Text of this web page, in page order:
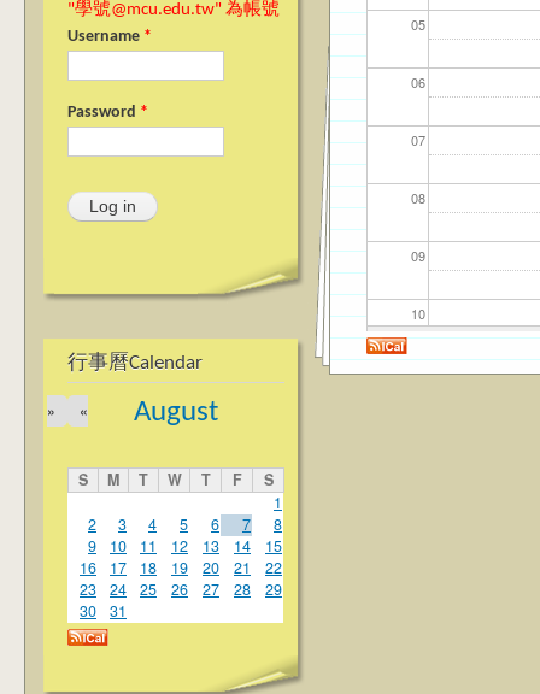
"學號@mcu.edu.tw" 為帳號
Username *
Password *
行事曆Calendar
August
«
»
S M T W T F
S
1
2
3 4 5 6 7
8
9
10 11 12 13 14
15
16
17 18 19 20 21
22
23
24 25 26 27 28
29
30
31
05
06
07
08
09
10
11